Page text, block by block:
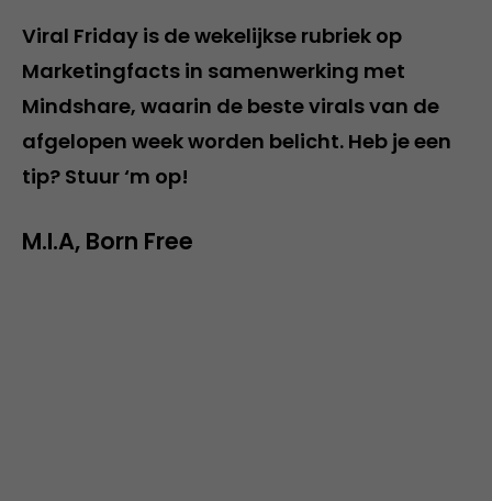
Viral Friday is de wekelijkse rubriek op
Marketingfacts in samenwerking met
Mindshare, waarin de beste virals van de
afgelopen week worden belicht. Heb je een
tip? Stuur ‘m op!
M.I.A, Born Free